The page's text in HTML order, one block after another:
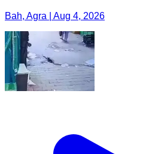
Bah, Agra | Aug 4, 2026